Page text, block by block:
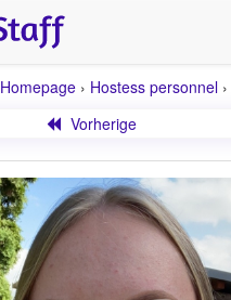
Homepage › Hostess personnel ›
Vorherige